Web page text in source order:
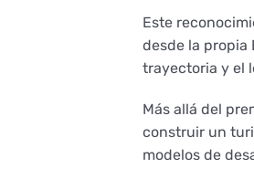
Este
desde la propia
trayectoria y el
Más allá del
construir un
modelos de